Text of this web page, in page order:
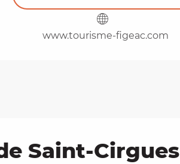
www.tourisme-figeac.com
Saint-Cirgues